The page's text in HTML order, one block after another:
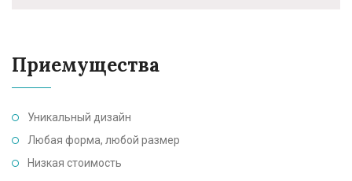
Приемущества
Уникальный дизайн
Любая форма, любой размер
Низкая стоимость